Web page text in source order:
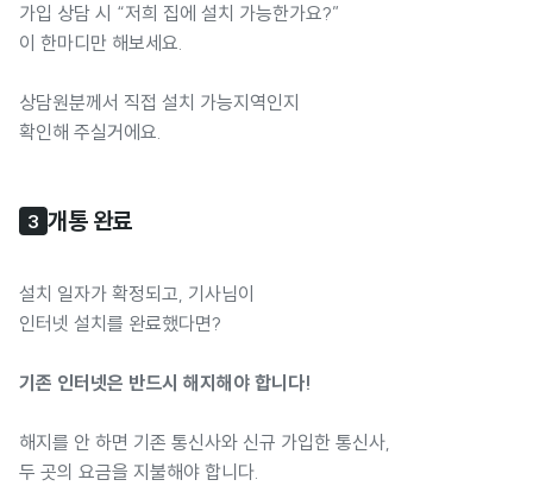
가입 상담 시 “저희 집에 설치 가능한가요?”
이 한마디만 해보세요.
상담원분께서 직접 설치 가능지역인지
확인해 주실거에요.
3 개통 완료
설치 일자가 확정되고, 기사님이
인터넷 설치를 완료했다면?
기존 인터넷은 반드시 해지해야 합니다!
해지를 안 하면 기존 통신사와 신규 가입한 통신사,
두 곳의 요금을 지불해야 합니다.